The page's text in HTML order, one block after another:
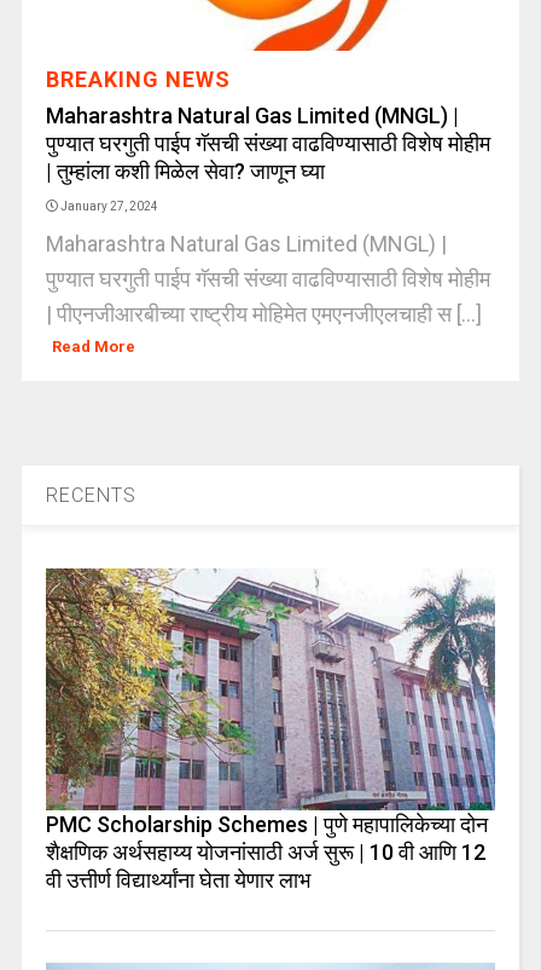
BREAKING NEWS
Maharashtra Natural Gas Limited (MNGL) |
पुण्यात घरगुती पाईप गॅसची संख्या वाढविण्यासाठी विशेष मोहीम
| तुम्हांला कशी मिळेल सेवा? जाणून घ्या
January 27, 2024
Maharashtra Natural Gas Limited (MNGL) |
पुण्यात घरगुती पाईप गॅसची संख्या वाढविण्यासाठी विशेष मोहीम
| पीएनजीआरबीच्या राष्ट्रीय मोहिमेत एमएनजीएलचाही स [...]
Read More
RECENTS
PMC Scholarship Schemes | पुणे महापालिकेच्या दोन
शैक्षणिक अर्थसहाय्य योजनांसाठी अर्ज सुरू | 10 वी आणि 12
वी उत्तीर्ण विद्यार्थ्यांना घेता येणार लाभ